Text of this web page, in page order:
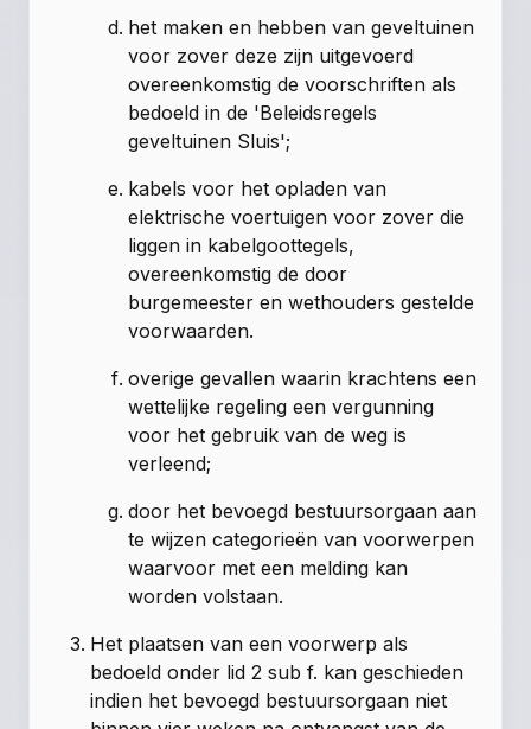
het maken en hebben van geveltuinen
voor zover deze zijn uitgevoerd
overeenkomstig de voorschriften als
bedoeld in de 'Beleidsregels
geveltuinen Sluis';
kabels voor het opladen van
elektrische voertuigen voor zover die
liggen in kabelgoottegels,
overeenkomstig de door
burgemeester en wethouders gestelde
voorwaarden.
overige gevallen waarin krachtens een
wettelijke regeling een vergunning
voor het gebruik van de weg is
verleend;
door het bevoegd bestuursorgaan aan
te wijzen categorieën van voorwerpen
waarvoor met een melding kan
worden volstaan.
Het plaatsen van een voorwerp als
bedoeld onder lid 2 sub f. kan geschieden
indien het bevoegd bestuursorgaan niet